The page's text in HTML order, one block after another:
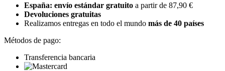
España: envío estándar gratuito a partir de 87,90 €
Devoluciones gratuitas
Realizamos entregas en todo el mundo más de 40 países
Métodos de pago:
Transferencia bancaria